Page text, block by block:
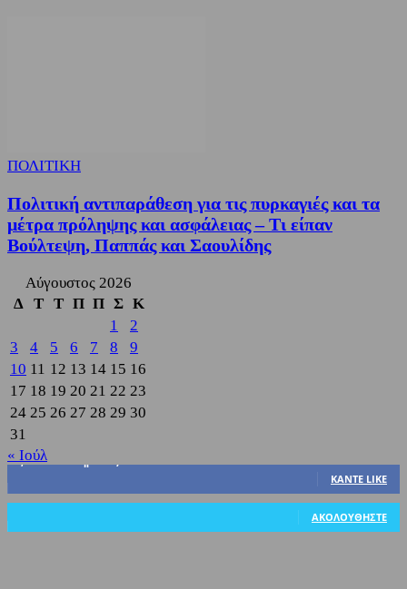
ΠΟΛΙΤΙΚΗ
Πολιτική αντιπαράθεση για τις πυρκαγιές και τα
μέτρα πρόληψης και ασφάλειας – Τι είπαν
Βούλτεψη, Παππάς και Σαουλίδης
Αύγουστος 2026
Δ
Τ Τ Π Π Σ Κ
1
2
3
4 5 6 7 8
9
10 11 12 13 14 15 16
17 18 19 20 21 22 23
24 25 26 27 28 29 30
31
« Ιούλ
3,822
ΚΆΝΤΕ LIKE
318 Ακόλουθοι
ΑΚΟΛΟΥΘΉΣΤΕ